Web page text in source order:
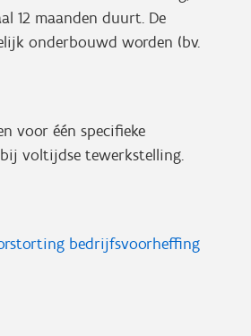
12 maanden duurt. De
onderbouwd worden (bv.
voor één specifieke
voltijdse tewerkstelling.
bedrijfsvoorheffing